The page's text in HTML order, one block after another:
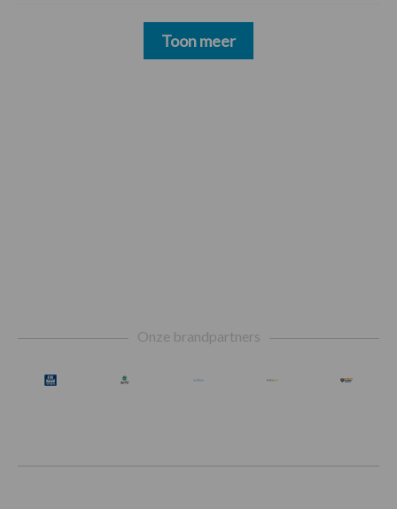
Toon meer
Onze brandpartners